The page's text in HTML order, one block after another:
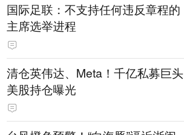
国际足联：不支持任何违反章程的
主席选举进程
清仓英伟达、Meta！千亿私募巨头
美股持仓曝光